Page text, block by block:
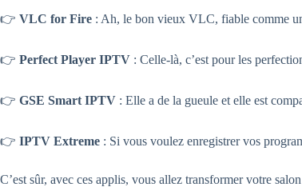
👉 VLC for Fire : Ah, le bon vieux VLC, fiable comme
👉 Perfect Player IPTV : Celle-là, c’est pour les
👉 GSE Smart IPTV : Elle a de la gueule et elle est
👉 IPTV Extreme : Si vous voulez enregistrer vos
C’est sûr, avec ces applis, vous allez transformer votre